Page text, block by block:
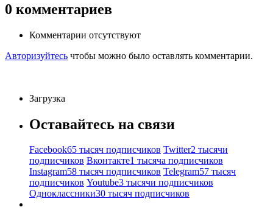
0 комментариев
Комментарии отсутствуют
Авторизуйтесь чтобы можно было оставлять комментарии.
Загрузка
Оставайтесь на связи
Facebook65 тысяч подписчиков Twitter2 тысячи
подписчиков Вконтакте1 тысяча подписчиков
Instagram58 тысяч подписчиков Telegram57 тысяч
подписчиков Youtube3 тысячи подписчиков
Одноклассники30 тысяч подписчиков